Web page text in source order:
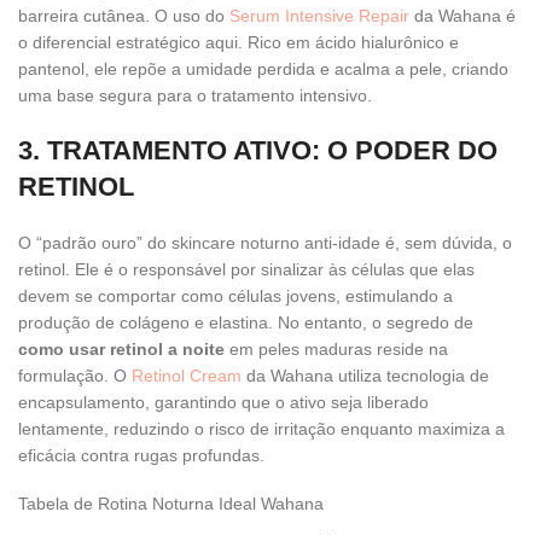
barreira cutânea. O uso do Serum Intensive Repair da Wahana é
o diferencial estratégico aqui. Rico em ácido hialurônico e
pantenol, ele repõe a umidade perdida e acalma a pele, criando
uma base segura para o tratamento intensivo.
3. TRATAMENTO ATIVO: O PODER DO
RETINOL
O “padrão ouro” do skincare noturno anti-idade é, sem dúvida, o
retinol. Ele é o responsável por sinalizar às células que elas
devem se comportar como células jovens, estimulando a
produção de colágeno e elastina. No entanto, o segredo de
como usar retinol a noite em peles maduras reside na
formulação. O Retinol Cream da Wahana utiliza tecnologia de
encapsulamento, garantindo que o ativo seja liberado
lentamente, reduzindo o risco de irritação enquanto maximiza a
eficácia contra rugas profundas.
Tabela de Rotina Noturna Ideal Wahana